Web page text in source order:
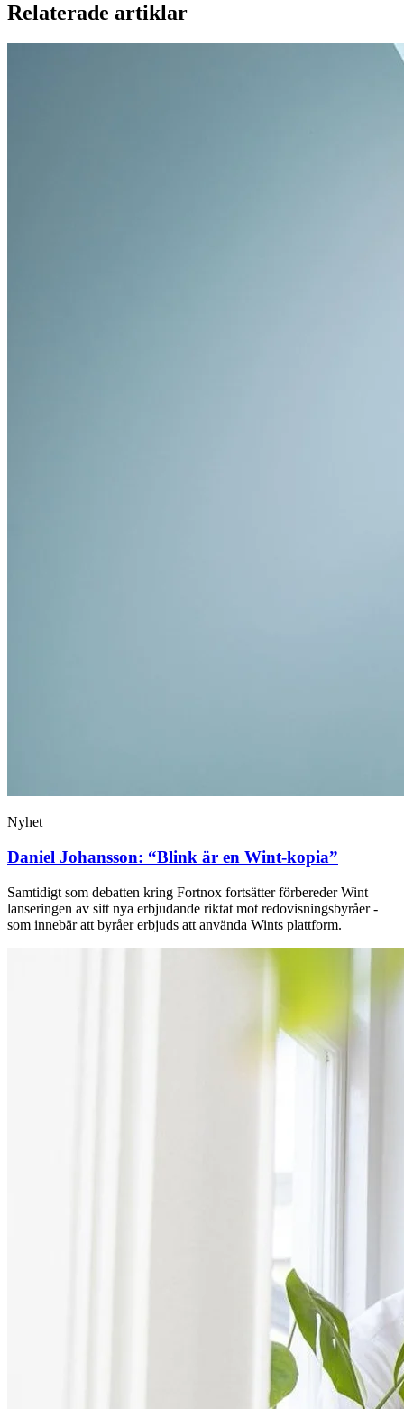
Relaterade artiklar
Nyhet
Daniel Johansson: “Blink är en Wint-kopia”
Samtidigt som debatten kring Fortnox fortsätter förbereder Wint
lanseringen av sitt nya erbjudande riktat mot redovisningsbyråer -
som innebär att byråer erbjuds att använda Wints plattform.